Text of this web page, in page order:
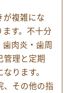
が複雑にな
す。不十分
肉炎・歯周
管理と定期
ります。
、その他の指